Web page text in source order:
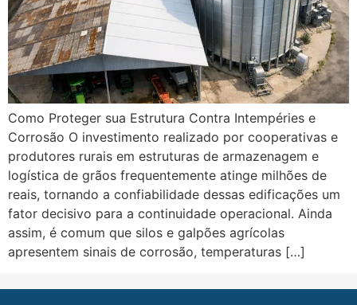
Como Proteger sua Estrutura Contra Intempéries e
Corrosão O investimento realizado por cooperativas e
produtores rurais em estruturas de armazenagem e
logística de grãos frequentemente atinge milhões de
reais, tornando a confiabilidade dessas edificações um
fator decisivo para a continuidade operacional. Ainda
assim, é comum que silos e galpões agrícolas
apresentem sinais de corrosão, temperaturas […]